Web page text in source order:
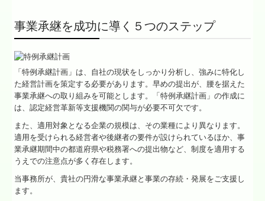
事業承継を成功に導く５つのステップ
「特例承継計画」は、自社の現状をしっかり分析し、強みに特化し
た経営計画を策定する必要があります。早めの提出が、腰を据えた
事業承継への取り組みを可能とします。「特例承継計画」の作成に
は、認定経営革新等支援機関の関与が必要不可欠です。
また、適用対象となる企業の規模は、その業種により異なります。
適用を受けられる経営者や後継者の要件が設けられているほか、事
業承継期間中の都道府県や税務署への提出物など、制度を適用する
うえでの注意点が多く存在します。
当事務所が、貴社の円滑な事業承継と事業の存続・発展をご支援し
ます。